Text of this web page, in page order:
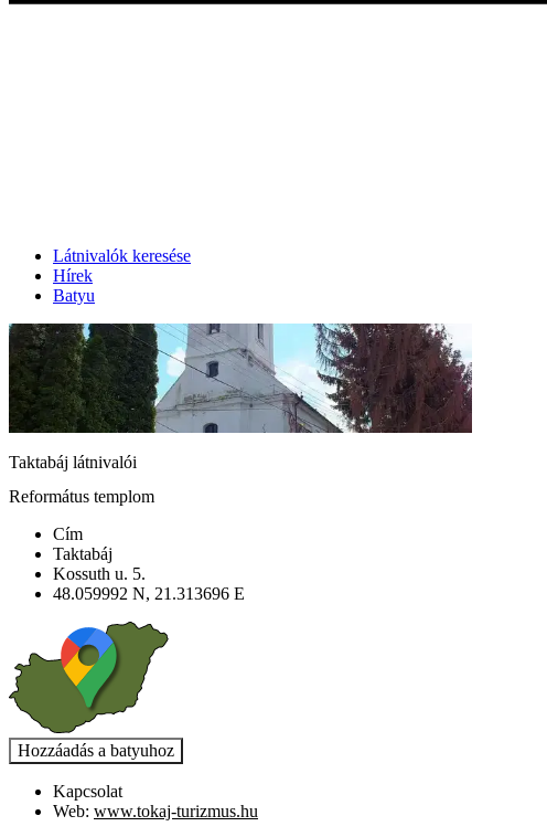
Látnivalók keresése
Hírek
Batyu
Taktabáj látnivalói
Református templom
Cím
Taktabáj
Kossuth u. 5.
48.059992 N, 21.313696 E
Kapcsolat
Web: www.tokaj-turizmus.hu